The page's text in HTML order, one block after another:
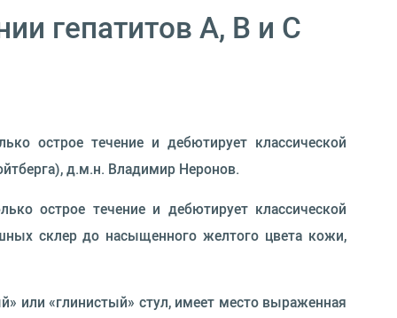
гепатитов А, В и С
острое течение и дебютирует классической
д.м.н. Владимир Неронов.
острое течение и дебютирует классической
склер до насыщенного желтого цвета кожи,
или «глинистый» стул, имеет место выраженная